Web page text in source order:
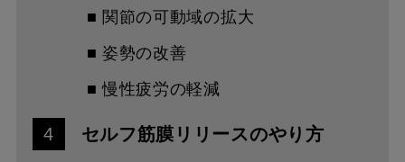
■ 関節の可動域の拡大
■ 姿勢の改善
■ 慢性疲労の軽減
4 セルフ筋膜リリースのやり方